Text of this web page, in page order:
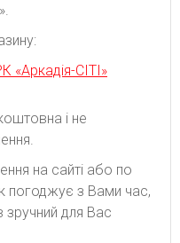
«Аркадія-СІТІ»
і не
на сайті або по
погоджує з Вами час,
зручний для Вас